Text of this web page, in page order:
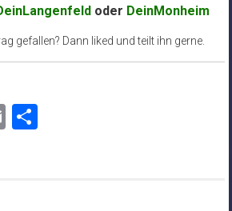
oder DeinMonheim
gefallen? Dann liked und teilt ihn gerne.
EmailTeilen